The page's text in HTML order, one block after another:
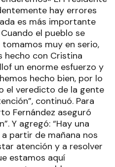
hay errores
es más importante
el pueblo se
muy en serio,
hecho con Cristina
un enorme esfuerzo y
hecho bien, por lo
el veredicto de la gente
continuó. Para
Fernández aseguró
Y agregó: “Hay una
partir de mañana nos
atención y a resolver
estamos aquí